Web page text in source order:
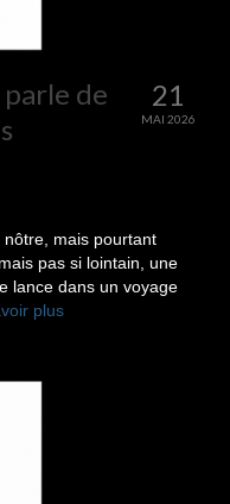
21
MAI 2026
de
mais pourtant
pas si lointain, une
lance dans un voyage
plus